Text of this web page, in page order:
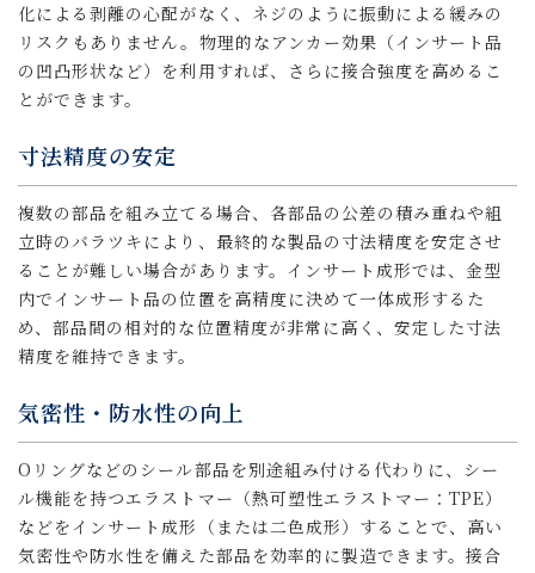
化による剥離の心配がなく、ネジのように振動による緩みの
リスクもありません。物理的なアンカー効果（インサート品
の凹凸形状など）を利用すれば、さらに接合強度を高めるこ
とができます。
寸法精度の安定
複数の部品を組み立てる場合、各部品の公差の積み重ねや組
立時のバラツキにより、最終的な製品の寸法精度を安定させ
ることが難しい場合があります。インサート成形では、金型
内でインサート品の位置を高精度に決めて一体成形するた
め、部品間の相対的な位置精度が非常に高く、安定した寸法
精度を維持できます。
気密性・防水性の向上
Oリングなどのシール部品を別途組み付ける代わりに、シー
ル機能を持つエラストマー（熱可塑性エラストマー：TPE）
などをインサート成形（または二色成形）することで、高い
気密性や防水性を備えた部品を効率的に製造できます。接合